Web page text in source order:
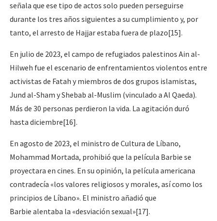
señala que ese tipo de actos solo pueden perseguirse
durante los tres años siguientes a su cumplimiento y, por
tanto, el arresto de Hajjar estaba fuera de plazo[15].
En julio de 2023, el campo de refugiados palestinos Ain al-
Hilweh fue el escenario de enfrentamientos violentos entre
activistas de Fatah y miembros de dos grupos islamistas,
Jund al-Sham y Shebab al-Muslim (vinculado a Al Qaeda).
Más de 30 personas perdieron la vida. La agitación duró
hasta diciembre[16].
En agosto de 2023, el ministro de Cultura de Líbano,
Mohammad Mortada, prohibió que la película Barbie se
proyectara en cines. En su opinión, la película americana
contradecía «los valores religiosos y morales, así como los
principios de Líbano». El ministro añadió que
Barbie alentaba la «desviación sexual»[17].